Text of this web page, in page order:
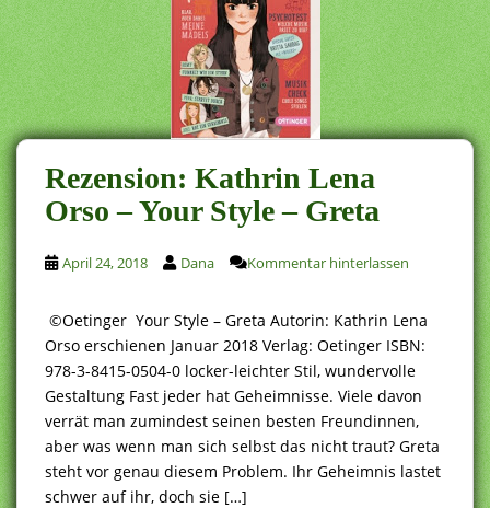
Rezension: Kathrin Lena
Orso – Your Style – Greta
April 24, 2018 Dana Kommentar hinterlassen
©Oetinger Your Style – Greta Autorin: Kathrin Lena
Orso erschienen Januar 2018 Verlag: Oetinger ISBN:
978-3-8415-0504-0 locker-leichter Stil, wundervolle
Gestaltung Fast jeder hat Geheimnisse. Viele davon
verrät man zumindest seinen besten Freundinnen,
aber was wenn man sich selbst das nicht traut? Greta
steht vor genau diesem Problem. Ihr Geheimnis lastet
schwer auf ihr, doch sie […]